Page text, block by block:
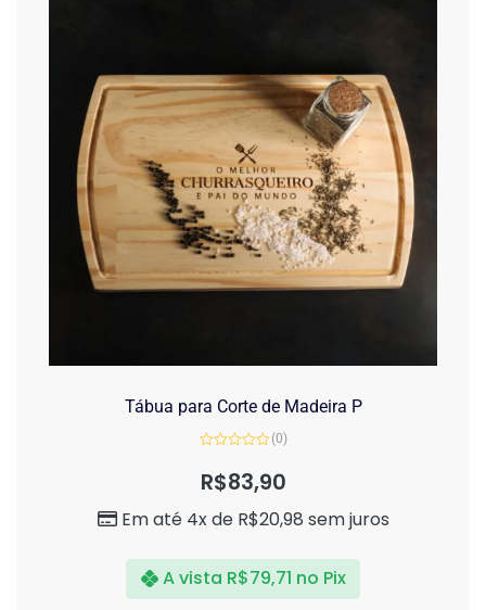
Tábua para Corte de Madeira P
de
(0)
R$83,90
Em até 4x de R$20,98 sem juros
A vista R$79,71 no Pix